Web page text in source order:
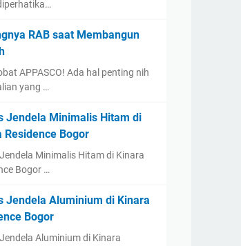
RAB saat Membangun
APPASCO! Ada hal penting nih
yang …
Jendela Minimalis Hitam di
Residence Bogor
Minimalis Hitam di Kinara
Bogor …
Jendela Aluminium di Kinara
Bogor
Aluminium di Kinara